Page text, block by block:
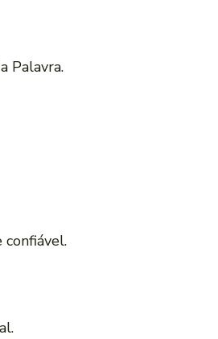
Palavra.
confiável.